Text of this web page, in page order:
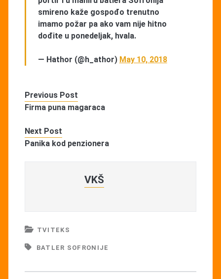
smireno kaže gospođo trenutno
imamo požar pa ako vam nije hitno
dođite u ponedeljak, hvala.
— Hathor (@h_athor) May 10, 2018
Previous Post
Firma puna magaraca
Next Post
Panika kod penzionera
VKŠ
TVITEKS
BATLER SOFRONIJE